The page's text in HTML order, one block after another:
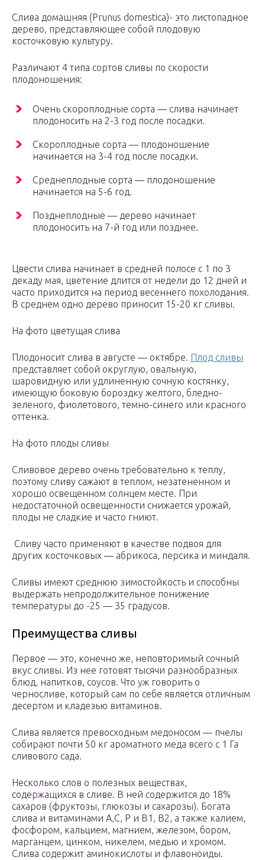
Слива домашняя (Prunus domestica)- это листопадное
дерево, представляющее собой плодовую
косточковую культуру.
Различают 4 типа сортов сливы по скорости
плодоношения:
Очень скороплодные сорта — слива начинает
плодоносить на 2-3 год после посадки.
Скороплодные сорта — плодоношение
начинается на 3-4 год после посадки.
Среднеплодные сорта — плодоношение
начинается на 5-6 год.
Позднеплодные — дерево начинает
плодоносить на 7-й год или позднее.
Цвести слива начинает в средней полосе с 1 по 3
декаду мая, цветение длится от недели до 12 дней и
часто приходится на период весеннего похолодания.
В среднем одно дерево приносит 15-20 кг сливы.
На фото цветущая слива
Плодоносит слива в августе — октябре. Плод сливы
представляет собой округлую, овальную,
шаровидную или удлиненную сочную костянку,
имеющую боковую бороздку желтого, бледно-
зеленого, фиолетового, темно-синего или красного
оттенка.
На фото плоды сливы
Сливовое дерево очень требовательно к теплу,
поэтому сливу сажают в теплом, незатененном и
хорошо освещенном солнцем месте. При
недостаточной освещенности снижается урожай,
плоды не сладкие и часто гниют.
Сливу часто применяют в качестве подвоя для
других косточковых — абрикоса, персика и миндаля.
Сливы имеют среднюю зимостойкость и способны
выдержать непродолжительное понижение
температуры до -25 — 35 градусов.
Преимущества сливы
Первое — это, конечно же, неповторимый сочный
вкус сливы. Из нее готовят тысячи разнообразных
блюд, напитков, соусов. Что уж говорить о
черносливе, который сам по себе является отличным
десертом и кладезью витаминов.
Слива является превосходным медоносом — пчелы
собирают почти 50 кг ароматного меда всего с 1 Га
сливового сада.
Несколько слов о полезных веществах,
содержащихся в сливе. В ней содержится до 18%
сахаров (фруктозы, глюкозы и сахарозы). Богата
слива и витаминами A,C, P и B1, B2, а также калием,
фосфором, кальцием, магнием, железом, бором,
марганцем, цинком, никелем, медью и хромом.
Слива содержит аминокислоты и флавоноиды.